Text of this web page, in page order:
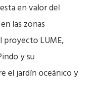
en valor del
las zonas
proyecto LUME,
y su
el jardín oceánico y